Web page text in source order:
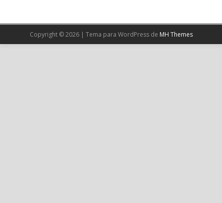
Cargar más
Copyright © 2026 | Tema para WordPress de MH Themes